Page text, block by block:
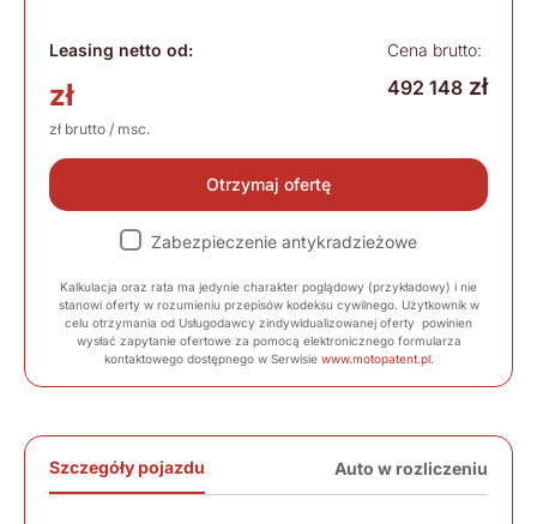
Leasing netto od:
zł
zł brutto / msc.
Cena brutto:
492 148 zł
Otrzymaj ofertę
Zabezpieczenie antykradzieżowe
Kalkulacja oraz rata ma jedynie charakter poglądowy (przykładowy) i nie
stanowi oferty w rozumieniu przepisów kodeksu cywilnego. Użytkownik w
celu otrzymania od Usługodawcy zindywidualizowanej oferty powinien
wysłać zapytanie ofertowe za pomocą elektronicznego formularza
kontaktowego dostępnego w Serwisie www.motopatent.pl.
Szczegóły pojazdu Auto w rozliczeniu